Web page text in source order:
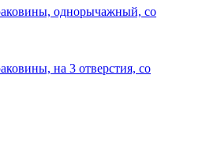
однорычажный, со
на 3 отверстия, со